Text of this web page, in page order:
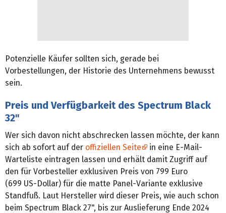
Potenzielle Käufer sollten sich, gerade bei
Vorbestellungen, der Historie des Unternehmens bewusst
sein.
Preis und Verfügbarkeit des Spectrum Black
32"
Wer sich davon nicht abschrecken lassen möchte, der kann
sich ab sofort auf der offiziellen Seite
in eine E-Mail-
Warteliste eintragen lassen und erhält damit Zugriff auf
den für Vorbesteller exklusiven Preis von 799 Euro
(699 US-Dollar) für die matte Panel-Variante exklusive
Standfuß. Laut Hersteller wird dieser Preis, wie auch schon
beim Spectrum Black 27", bis zur Auslieferung Ende 2024